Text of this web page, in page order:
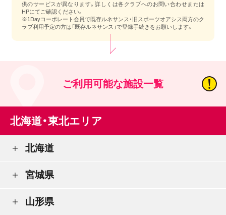
供のサービスが異なります。詳しくは各クラブへのお問い合わせまたは
HPにてご確認ください。
※1Dayコーポレート会員で既存ルネサンス・旧スポーツオアシス両方のク
ラブ利用予定の方は「既存ルネサンス」で登録手続きをお願いします。
ご利用可能な施設一覧
北海道・東北エリア
北海道
宮城県
山形県